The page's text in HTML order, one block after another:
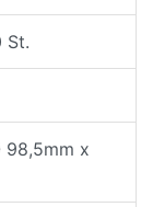
St.
98,5mm x